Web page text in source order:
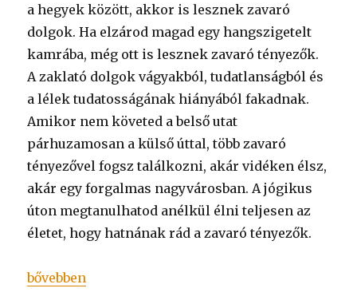
a hegyek között, akkor is lesznek zavaró
dolgok. Ha elzárod magad egy hangszigetelt
kamrába, még ott is lesznek zavaró tényezők.
A zaklató dolgok vágyakból, tudatlanságból és
a lélek tudatosságának hiányából fakadnak.
Amikor nem követed a belső utat
párhuzamosan a külső úttal, több zavaró
tényezővel fogsz találkozni, akár vidéken élsz,
akár egy forgalmas nagyvárosban. A jógikus
úton megtanulhatod anélkül élni teljesen az
életet, hogy hatnának rád a zavaró tényezők.
„Az elme kezelése”
bővebben